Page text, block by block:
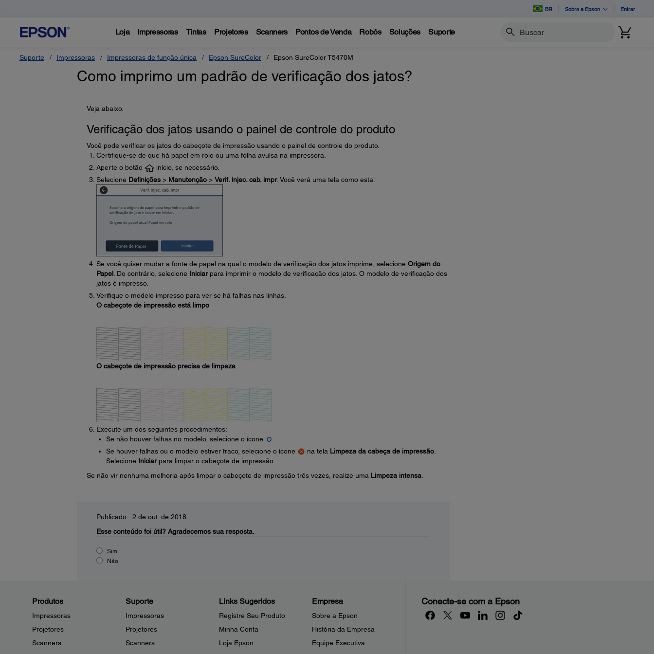
BR Sobre a Epson Entrar
Loja Impressoras Tintas Projetores Scanners Pontos de Venda Robôs Soluções Suporte Buscar
Suporte Impressoras Impressoras de função única Epson SureColor Epson SureColor T5470M
Como imprimo um padrão de verificação dos jatos?
Veja abaixo.
Verificação dos jatos usando o painel de controle do produto
Você pode verificar os jatos do cabeçote de impressão usando o painel de controle do produto.
Certifique-se de que há papel em rolo ou uma folha avulsa na impressora.
Aperte o botão
início, se necessário.
Selecione Definições> Manutenção> Verif. injec. cab. impr. Você verá uma tela como esta:
Se você quiser mudar a fonte de papel na qual o modelo de verificação dos jatos imprime, selecione Origem do
Papel. Do contrário, selecione Iniciarpara imprimir o modelo de verificação dos jatos. O modelo de verificação dos
jatos é impresso.
Verifique o modelo impresso para ver se há falhas nas linhas.
O cabeçote de impressão está limpo
O cabeçote de impressão precisa de limpeza
Execute um dos seguintes procedimentos:
Se não houver falhas no modelo, selecione o ícone
Se houver falhas ou o modelo estiver fraco, selecione o ícone
na tela Limpeza da cabeça de impressão.
Selecione Iniciarpara limpar o cabeçote de impressão.
Se não vir nenhuma melhoria após limpar o cabeçote de impressão três vezes, realize uma Limpeza intensa.
Publicado: 2 de out. de 2018
Esse conteúdo foi útil? Agradecemos sua resposta.
Sim
Não
Produtos
Impressoras
Projetores
Scanners
Suporte
Impressoras
Projetores
Scanners
Links Sugeridos
Registre Seu Produto
Minha Conta
Loja Epson
Empresa
Sobre a Epson
História da Empresa
Equipe Executiva
Conecte-se com a Epson